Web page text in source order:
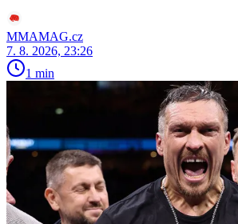
MMAMAG.cz
7. 8. 2026, 23:26
1 min